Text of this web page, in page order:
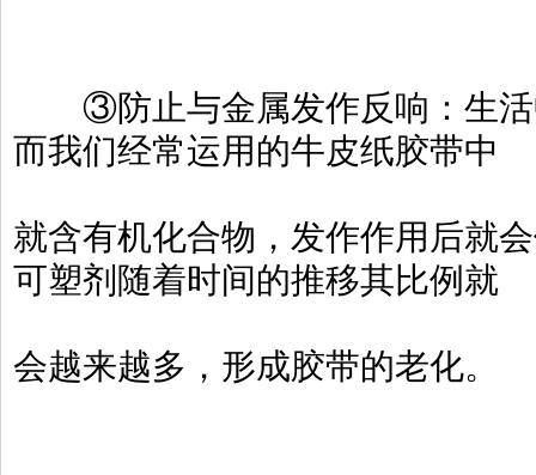
③防止与金属发作反响：生活
而我们经常运用的牛皮纸胶带中
就含有机化合物，发作作用后就
可塑剂随着时间的推移其比例就
会越来越多，形成胶带的老化。